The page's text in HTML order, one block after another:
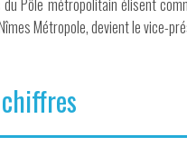
Pôle métropolitain élisent
Métropole, devient le vice-